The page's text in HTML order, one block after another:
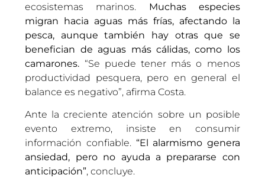
ecosistemas marinos. Muchas especies
migran hacia aguas más frías, afectando la
pesca, aunque también hay otras que se
benefician de aguas más cálidas, como los
camarones. “Se puede tener más o menos
productividad pesquera, pero en general el
balance es negativo”, afirma Costa.
Ante la creciente atención sobre un posible
evento extremo, insiste en consumir
información confiable. “El alarmismo genera
ansiedad, pero no ayuda a prepararse con
anticipación”, concluye.